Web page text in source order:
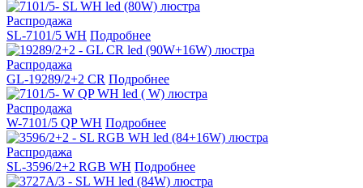
Распродажа
SL-7101/5 WH Подробнее
Распродажа
GL-19289/2+2 CR Подробнее
Распродажа
W-7101/5 QP WH Подробнее
Распродажа
SL-3596/2+2 RGB WH Подробнее